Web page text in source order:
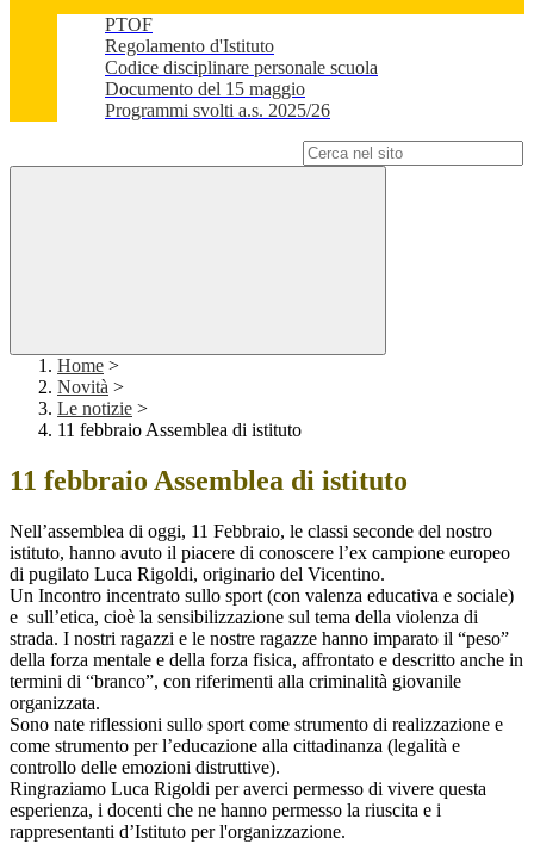
PTOF
Regolamento d'Istituto
Codice disciplinare personale scuola
Documento del 15 maggio
Programmi svolti a.s. 2025/26
Home >
Novità >
Le notizie >
11 febbraio Assemblea di istituto
11 febbraio Assemblea di istituto
Nell’assemblea di oggi, 11 Febbraio, le classi seconde del nostro
istituto, hanno avuto il piacere di conoscere l’ex campione europeo
di pugilato Luca Rigoldi, originario del Vicentino.
Un Incontro incentrato sullo sport (con valenza educativa e sociale)
e sull’etica, cioè la sensibilizzazione sul tema della violenza di
strada. I nostri ragazzi e le nostre ragazze hanno imparato il “peso”
della forza mentale e della forza fisica, affrontato e descritto anche in
termini di “branco”, con riferimenti alla criminalità giovanile
organizzata.
Sono nate riflessioni sullo sport come strumento di realizzazione e
come strumento per l’educazione alla cittadinanza (legalità e
controllo delle emozioni distruttive).
Ringraziamo Luca Rigoldi per averci permesso di vivere questa
esperienza, i docenti che ne hanno permesso la riuscita e i
rappresentanti d’Istituto per l'organizzazione.